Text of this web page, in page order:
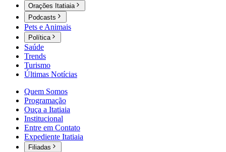
Orações Itatiaia
Podcasts
Pets e Animais
Política
Saúde
Trends
Turismo
Últimas Notícias
Quem Somos
Programação
Ouça a Itatiaia
Institucional
Entre em Contato
Expediente Itatiaia
Filiadas